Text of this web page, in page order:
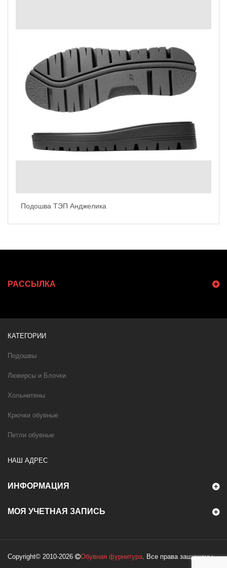
Подошва ТЭП Анджелика
РАССЫЛКА
КАТЕГОРИИ
Подошвы
Люверсы и Блочки
Хольнитены
Крючки обувные
Петли обувные
НАШ АДРЕС
ИНФОРМАЦИЯ
МОЯ УЧЕТНАЯ ЗАПИСЬ
Copyright© 2010-2026 Обувная фурнитура. Все права защищены